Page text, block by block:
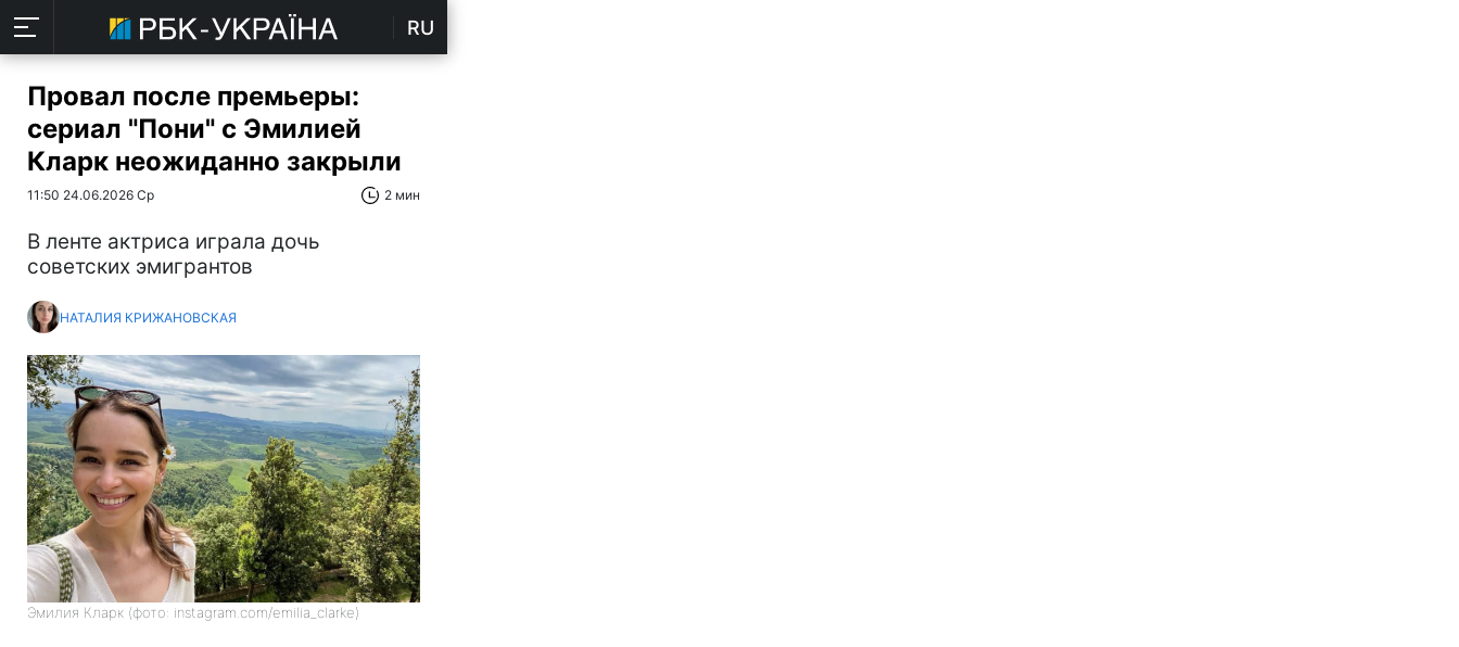
RU
Провал после премьеры:
сериал "Пони" с Эмилией
Кларк неожиданно закрыли
11:50 24.06.2026 Ср 2 мин
В ленте актриса играла дочь
советских эмигрантов
НАТАЛИЯ КРИЖАНОВСКАЯ
Эмилия Кларк (фото: instagram.com/emilia_clarke)